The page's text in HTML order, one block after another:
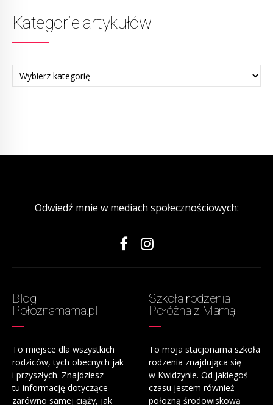
Kategorie artykułów
Odwiedź mnie w mediach społecznościowych:
Blog
Połoznamama.pl
To miejsce dla wszystkich
rodziców, tych obecnych jak
i przyszłych. Znajdziesz
tu informację dotyczące
zarówno samej ciąży, jak
Szkoła rodzenia
Połóżna z Mamą
To moja stacjonarna szkoła
rodzenia znajdująca się
w Kwidzynie. Od jakiegoś
czasu jestem również
położną środowiskową